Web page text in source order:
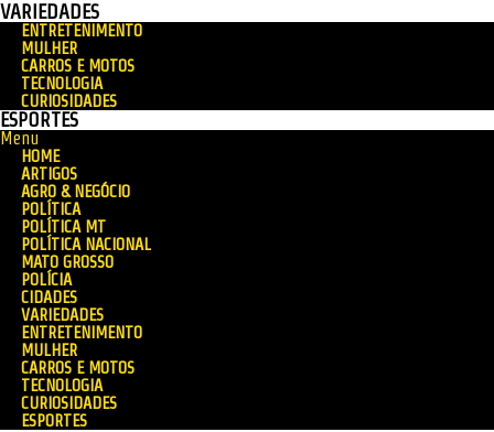
VARIEDADES
ENTRETENIMENTO
MULHER
CARROS E MOTOS
TECNOLOGIA
CURIOSIDADES
ESPORTES
Menu
HOME
ARTIGOS
AGRO & NEGÓCIO
POLÍTICA
POLÍTICA MT
POLÍTICA NACIONAL
MATO GROSSO
POLÍCIA
CIDADES
VARIEDADES
ENTRETENIMENTO
MULHER
CARROS E MOTOS
TECNOLOGIA
CURIOSIDADES
ESPORTES